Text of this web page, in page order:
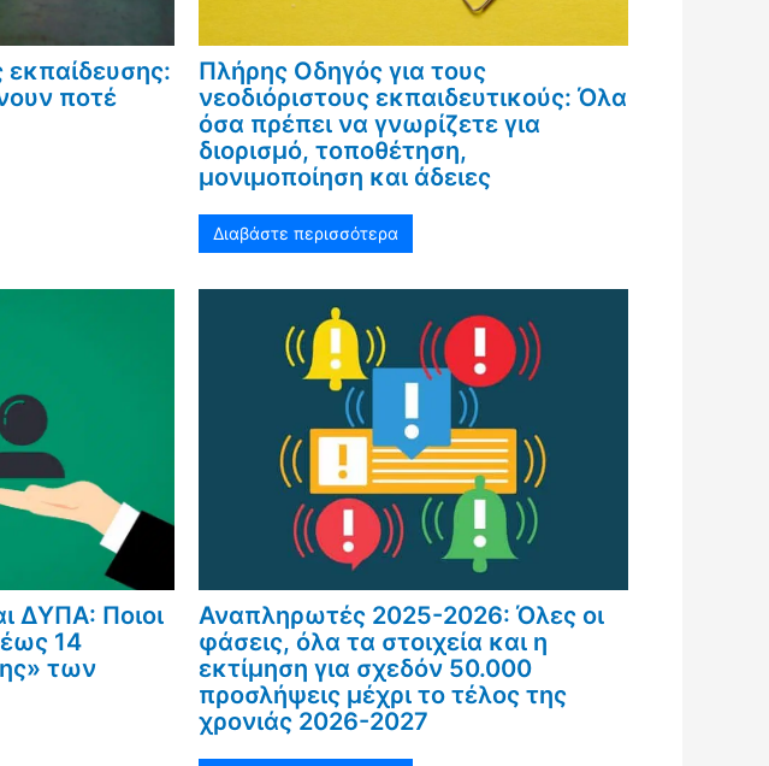
εκπαίδευσης:
ποτέ
Πλήρης Οδηγός για τους
νεοδιόριστους εκπαιδευτικούς: Όλα
όσα πρέπει να γνωρίζετε για
διορισμό, τοποθέτηση,
μονιμοποίηση και άδειες
Διαβάστε περισσότερα
ΔΥΠΑ: Ποιοι
14
των
Αναπληρωτές 2025-2026: Όλες οι
φάσεις, όλα τα στοιχεία και η
εκτίμηση για σχεδόν 50.000
προσλήψεις μέχρι το τέλος της
χρονιάς 2026-2027